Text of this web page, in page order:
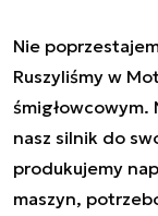
Nie
Ruszyliśmy w
śmigłowcowym.
nasz silnik do
produkujemy
maszyn,